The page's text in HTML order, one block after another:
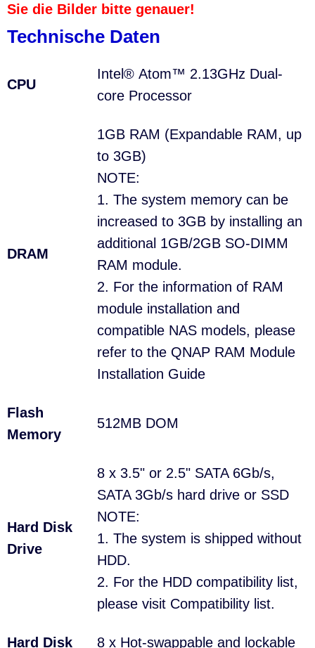
Sie die Bilder bitte genauer!
Technische Daten
CPU
Intel® Atom™ 2.13GHz Dual-
core Processor
DRAM
1GB RAM (Expandable RAM, up
to 3GB)
NOTE:
1. The system memory can be
increased to 3GB by installing an
additional 1GB/2GB SO-DIMM
RAM module.
2. For the information of RAM
module installation and
compatible NAS models, please
refer to the QNAP RAM Module
Installation Guide
Flash
Memory
512MB DOM
Hard Disk
Drive
8 x 3.5" or 2.5" SATA 6Gb/s,
SATA 3Gb/s hard drive or SSD
NOTE:
1. The system is shipped without
HDD.
2. For the HDD compatibility list,
please visit Compatibility list.
Hard Disk
8 x Hot-swappable and lockable